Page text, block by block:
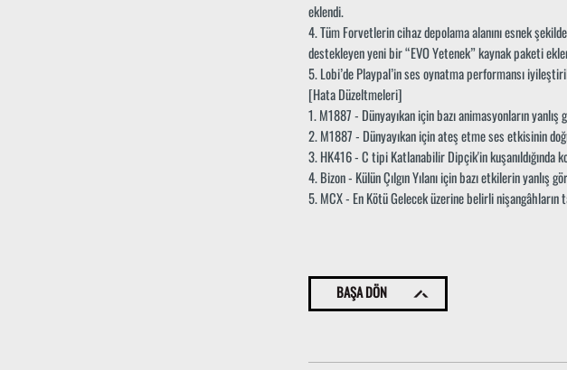
eklendi.
4. Tüm Forvetlerin cihaz depolama alanını esnek
destekleyen yeni bir “EVO Yetenek” kaynak paketi
5. Lobi’de Playpal’in ses oynatma performansı
[Hata Düzeltmeleri]
1. M1887 - Dünyayıkan için bazı animasyonların
2. M1887 - Dünyayıkan için ateş etme ses etkisinin
3. HK416 - C tipi Katlanabilir Dipçik'in kuşanıldığında
4. Bizon - Külün Çılgın Yılanı için bazı etkilerin yanlış
5. MCX - En Kötü Gelecek üzerine belirli nişangâhların
BAŞA DÖN